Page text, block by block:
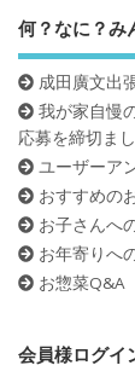
何？なに？み
成田廣文出
我が家自慢
応募を締切まし
ユーザーア
おすすめの
お子さんへ
お年寄りへ
お惣菜Q&A
会員様ログイ